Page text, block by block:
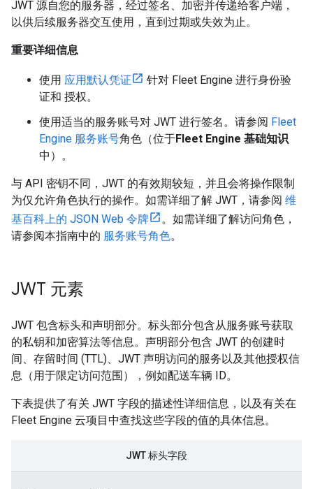
JWT 源自您的服务器，经过签名、加密并传递给客户端，
以供后续服务器交互使用，直到过期或失效为止。
重要详细信息
使用 应用默认凭证
针对 Fleet Engine 进行身份验
证和 授权。
使用适当的服务账号对 JWT 进行签名。请参阅 Fleet
Engine 服务账号角色（位于Fleet Engine 基础知识
中）。
与 API 密钥不同，JWT 的有效期较短，并且会将操作限制
为仅允许角色执行的操作。如需详细了解 JWT，请参阅 维
基百科上的 JSON Web 令牌
。如需详细了解访问角色，
请参阅本指南中的 服务账号角色。
JWT 元素
JWT 包含标头和声明部分。标头部分包含从服务账号获取
的私钥和加密算法等信息。声明部分包含 JWT 的创建时
间、存留时间 (TTL)、JWT 声明访问的服务以及其他授权信
息（用于限定访问范围），例如配送车辆 ID。
下表提供了有关 JWT 字段的描述性详细信息，以及有关在
Fleet Engine 云项目中查找这些字段的值的具体信息。
JWT 标头字段